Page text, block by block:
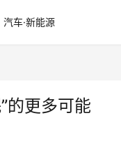
汽车·新能源
的更多可能